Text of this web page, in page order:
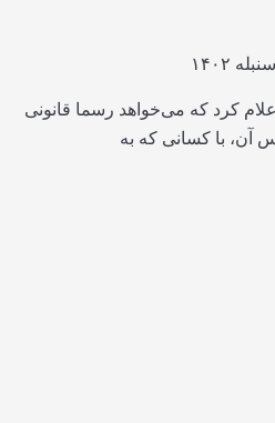
کرد که می‌خواهد رسما قانونی
آن، با کسانی که به